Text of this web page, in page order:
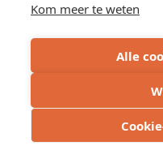
Kom meer te weten
Alle
Prijs
Voka-leden:
Niet-leden:
Lees meer
INSCHRIJVEN